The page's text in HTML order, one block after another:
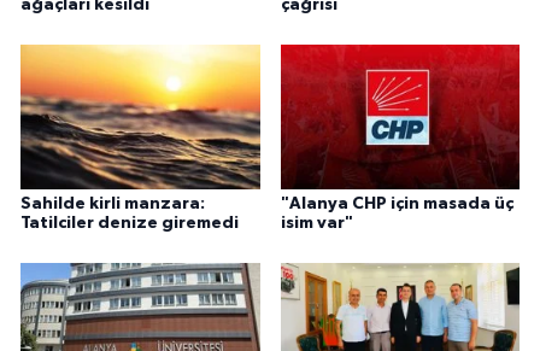
ağaçları kesildi çağrısı
Sahilde kirli manzara:
Tatilciler denize giremedi
"Alanya CHP için masada üç
isim var"